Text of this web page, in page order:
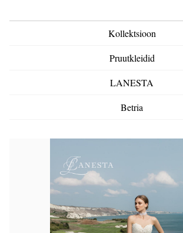
Kollektsioon
Pruutkleidid
LANESTA
Betria